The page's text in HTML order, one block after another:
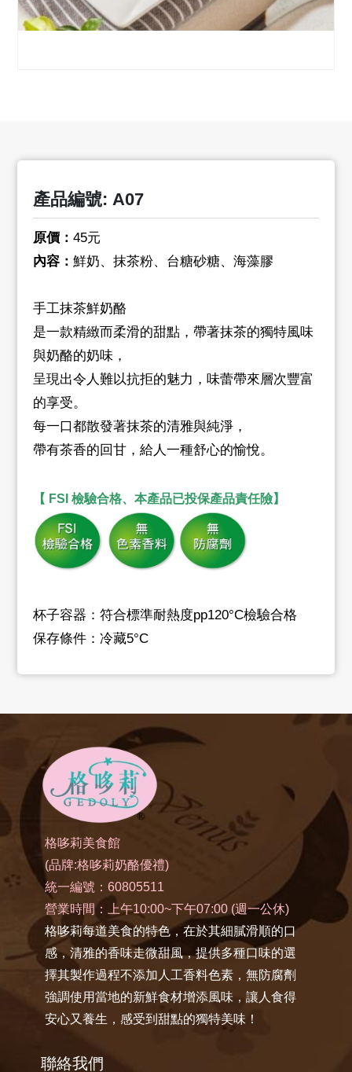
產品編號: A07
原價：45元
內容：鮮奶、抹茶粉、台糖砂糖、海藻膠
手工抹茶鮮奶酪
是一款精緻而柔滑的甜點，帶著抹茶的獨特風味
與奶酪的奶味，
呈現出令人難以抗拒的魅力，味蕾帶來層次豐富
的享受。
每一口都散發著抹茶的清雅與純淨，
帶有茶香的回甘，給人一種舒心的愉悅。
【 FSI 檢驗合格、本產品已投保產品責任險】
杯子容器：符合標準耐熱度pp120°C檢驗合格
保存條件：冷藏5°C
格哆莉美食館
(品牌:格哆莉奶酪優禮)
統一編號：60805511
營業時間：上午10:00~下午07:00 (週一公休)
格哆莉每道美食的特色，在於其細膩滑順的口
感，清雅的香味走微甜風，提供多種口味的選
擇其製作過程不添加人工香料色素，無防腐劑
強調使用當地的新鮮食材增添風味，讓人食得
安心又養生，感受到甜點的獨特美味！
聯絡我們